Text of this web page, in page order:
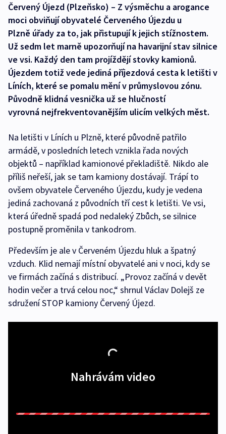
Červený Újezd (Plzeňsko) – Z výsměchu a arogance
moci obviňují obyvatelé Červeného Újezdu u
Plzně úřady za to, jak přistupují k jejich stížnostem.
Už sedm let marně upozorňují na havarijní stav silnice
ve vsi. Každý den tam projíždějí stovky kamionů.
Újezdem totiž vede jediná příjezdová cesta k letišti v
Líních, které se pomalu mění v průmyslovou zónu.
Původně klidná vesnička už se hlučností
vyrovná nejfrekventovanějším ulicím velkých měst.
Na letišti v Líních u Plzně, které původně patřilo
armádě, v posledních letech vznikla řada nových
objektů – například kamionové překladiště. Nikdo ale
příliš neřeší, jak se tam kamiony dostávají. Trápí to
ovšem obyvatele Červeného Újezdu, kudy je vedena
jediná zachovaná z původních tří cest k letišti. Ve vsi,
která úředně spadá pod nedaleký Zbůch, se silnice
postupně proměnila v tankodrom.
Především je ale v Červeném Újezdu hluk a špatný
vzduch. Klid nemají místní obyvatelé ani v noci, kdy se
ve firmách začíná s distribucí. „Provoz začíná v devět
hodin večer a trvá celou noc,“ shrnul Václav Dolejš ze
sdružení STOP kamiony Červený Újezd.
Nahrávám video